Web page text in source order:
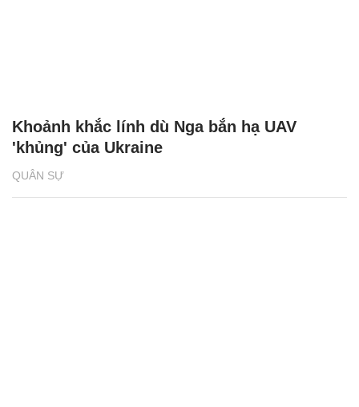
QUÂN SỰ
Khoảnh khắc lính dù Nga bắn hạ UAV
'khủng' của Ukraine